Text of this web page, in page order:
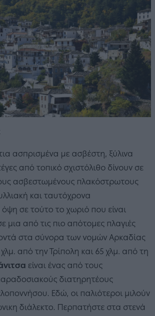
ασπρισμένα με ασβέστη, ξύλινα
από τοπικό σχιστόλιθο δίνουν σε
ασβεστωμένους πλακόστρωτους
και ταυτόχρονα
όψη σε τούτο το χωριό που είναι
μια από τις πιο απότομες πλαγιές
στα σύνορα των νομών Αρκαδίας
από την Τρίπολη και 65 χλμ. από τη
είναι ένας από τους
διατηρητέους
Εδώ, οι παλιότεροι μιλούν
διάλεκτο. Περπατήστε στα στενά